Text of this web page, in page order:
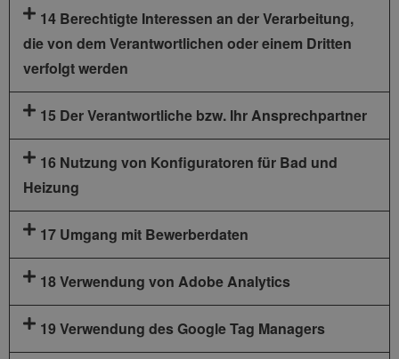
14 Berechtigte Interessen an der Verarbeitung,
die von dem Verantwortlichen oder einem Dritten
verfolgt werden
15 Der Verantwortliche bzw. Ihr Ansprechpartner
16 Nutzung von Konfiguratoren für Bad und
Heizung
17 Umgang mit Bewerberdaten
18 Verwendung von Adobe Analytics
19 Verwendung des Google Tag Managers